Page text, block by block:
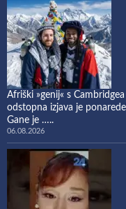
Afriški »genij« s
odstopna izjava je
Gane je …..
06.08.2026